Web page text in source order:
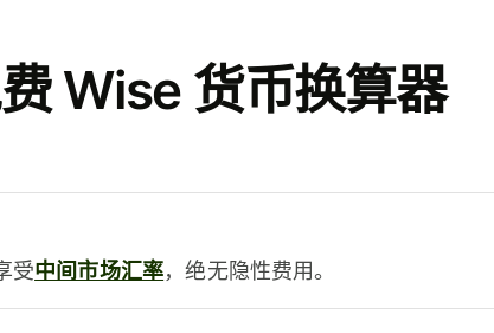
Wise 货币换算器
受中间市场汇率，绝无隐性费用。